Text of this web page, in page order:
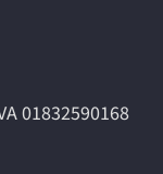
01832590168